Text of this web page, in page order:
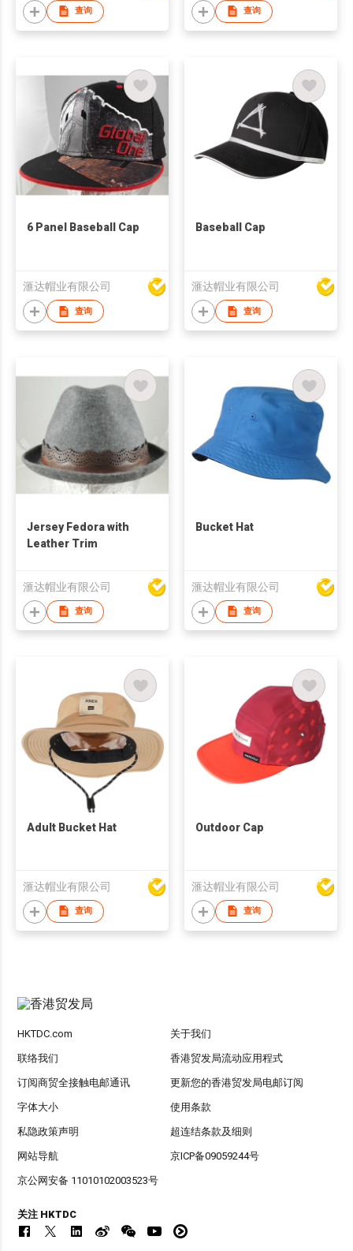
查询 查询
6 Panel Baseball Cap
滙达帽业有限公司
查询
Baseball Cap
滙达帽业有限公司
查询
Jersey Fedora with
Leather Trim
滙达帽业有限公司
查询
Bucket Hat
滙达帽业有限公司
查询
Adult Bucket Hat
滙达帽业有限公司
查询
Outdoor Cap
滙达帽业有限公司
查询
HKTDC.com 关于我们
联络我们 香港贸发局流动应用程式
订阅商贸全接触电邮通讯 更新您的香港贸发局电邮订阅
字体大小 使用条款
私隐政策声明 超连结条款及细则
网站导航 京ICP备09059244号
京公网安备 11010102003523号
关注 HKTDC